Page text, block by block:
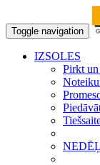
Toggle navigation
IZSOLES
Pirkt